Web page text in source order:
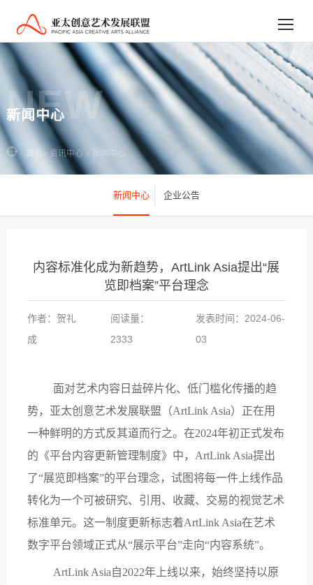
NEW
新闻中心
首页>资讯中心 > 新闻中心
新闻中心 企业公告
内容标准化成为新趋势，ArtLink Asia提出“展
览即档案”平台理念
作者： 贺礼
成
阅读量：
2333
发表时间：2024-06-
03
面对艺术内容日益碎片化、低门槛化传播的趋
势，亚太创意艺术发展联盟（ArtLink Asia）正在用
一种鲜明的方式反其道而行之。在2024年初正式发布
的《平台内容更新管理制度》中，ArtLink Asia提出
了“展览即档案”的平台理念，试图将每一件上线作品
转化为一个可被研究、引用、收藏、交易的视觉艺术
标准单元。这一制度更新标志着ArtLink Asia在艺术
数字平台领域正式从“展示平台”走向“内容系统”。
ArtLink Asia自2022年上线以来，始终坚持以原